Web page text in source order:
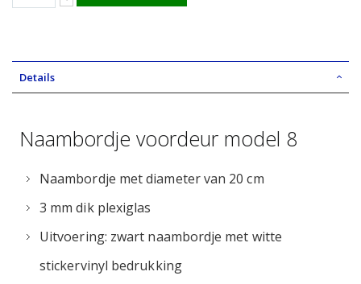
Details
Naambordje voordeur model 8
Naambordje met diameter van 20 cm
3 mm dik plexiglas
Uitvoering: zwart naambordje met witte
stickervinyl bedrukking